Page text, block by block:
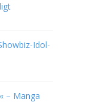
Idol-
– Manga